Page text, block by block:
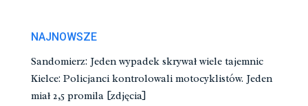
NAJNOWSZE
Sandomierz: Jeden wypadek skrywał wiele tajemnic
Kielce: Policjanci kontrolowali motocyklistów. Jeden
miał 2,5 promila [zdjęcia]